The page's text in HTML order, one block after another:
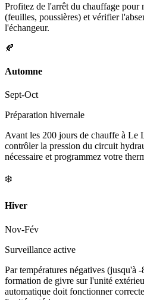
Profitez de l'arrêt du chauffage pour
(feuilles, poussières) et vérifier
l'échangeur.
🍂
Automne
Sept-Oct
Préparation hivernale
Avant les 200 jours de chauffe à Le
contrôler la pression du circuit
nécessaire et programmez votre
❄️
Hiver
Nov-Fév
Surveillance active
Par températures négatives (jusqu'à
formation de givre sur l'unité
automatique doit fonctionner